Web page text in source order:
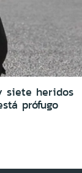
siete heridos
prófugo